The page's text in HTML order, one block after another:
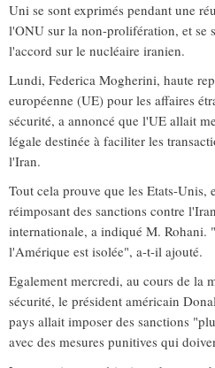
Uni se sont exprimés pendant une
l'ONU sur la non-prolifération, et se
l'accord sur le nucléaire iranien.
Lundi, Federica Mogherini, haute
européenne (UE) pour les affaires
sécurité, a annoncé que l'UE allait
légale destinée à faciliter les
l'Iran.
Tout cela prouve que les Etats-Unis,
réimposant des sanctions contre
internationale, a indiqué M. Rohani.
l'Amérique est isolée", a-t-il ajouté.
Egalement mercredi, au cours de la
sécurité, le président américain
pays allait imposer des sanctions
avec des mesures punitives qui